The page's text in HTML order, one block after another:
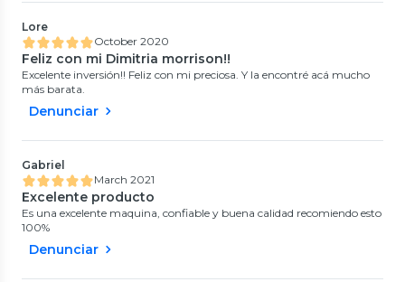
Lore
October 2020
Feliz con mi Dimitria morrison!!
Excelente inversión!! Feliz con mi preciosa. Y la encontré acá mucho
más barata.
Denunciar
Gabriel
March 2021
Excelente producto
Es una excelente maquina, confiable y buena calidad recomiendo esto
100%
Denunciar